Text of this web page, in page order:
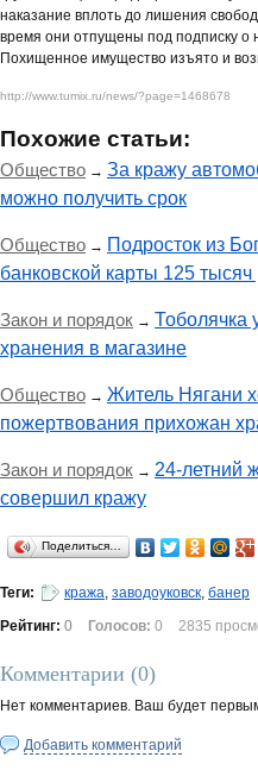
наказание вплоть до лишения
время они отпущены под подписку
Похищенное имущество изъято и
http://www.tumix.ru/news/?page=1468678
Похожие статьи:
Общество → За кражу
можно получить срок
Общество → Подросток из
банковской карты 125 тысяч
Закон и порядок → Тоболячка
хранения в магазине
Общество → Житель Нягани
пожертвования прихожан
Закон и порядок → 24-летний
совершил кражу
Поделиться…
Теги: кража, заводоуковск, банер
Рейтинг: 0 Голосов: 0 2835
Комментарии (0)
Нет комментариев. Ваш будет
Добавить комментарий